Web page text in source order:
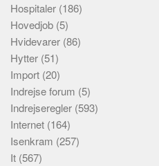
Hospitaler (186)
Hovedjob (5)
Hvidevarer (86)
Hytter (51)
Import (20)
Indrejse forum (5)
Indrejseregler (593)
Internet (164)
Isenkram (257)
It (567)